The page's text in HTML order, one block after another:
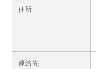
住所
連絡先